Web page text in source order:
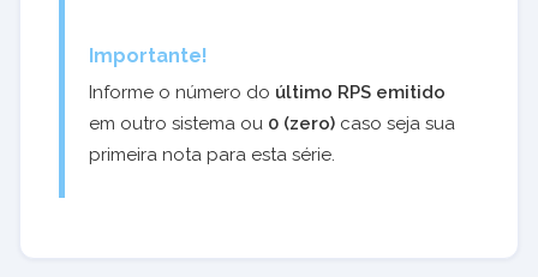
Importante!
Informe o número do último RPS emitido
em outro sistema ou 0 (zero) caso seja sua
primeira nota para esta série.